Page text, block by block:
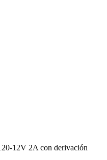
12V 2A con derivación